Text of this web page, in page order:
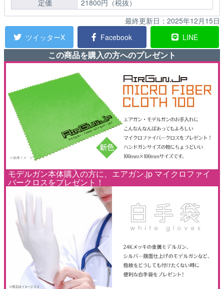
定価
21800円（税抜）
最終更新日： 2025年12月15日
ツイッターX
Facebook LINE
この商品を購入の方へのプレゼント
モデルガン本体購入の方に、エアガン.jp マイクロファイ
バークロスをプレゼント！